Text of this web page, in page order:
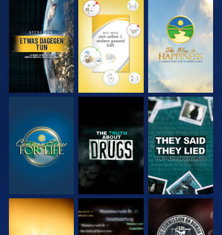
ANSEHEN ANSEHEN ANSEHEN
ANSEHEN ANSEHEN ANSEHEN
ANSEHEN ANSEHEN ANSEHEN